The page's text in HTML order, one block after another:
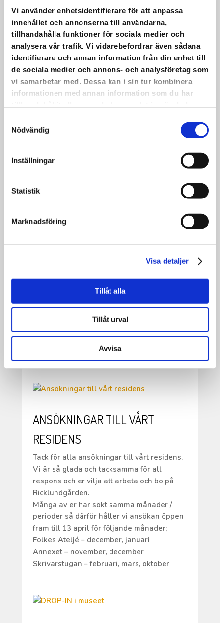
Vi använder enhetsidentifierare för att anpassa
innehållet och annonserna till användarna,
tillhandahålla funktioner för sociala medier och
analysera vår trafik. Vi vidarebefordrar även sådana
identifierare och annan information från din enhet till
de sociala medier och annons- och analysföretag som
vi samarbetar med. Dessa kan i sin tur kombinera
informationen med annan information som du har
Nödvändig
Inställningar
Statistik
Marknadsföring
Visa detaljer
Tillåt alla
Tillåt urval
Avvisa
konstnärspresentation med Roxanne
Everett och Trapper Robbins, våra nu
boende konstnärer i Folkes Ateljé.
Bägge två kommer från USA så
presentationen kommer att vara på
engelska.
Från kl. 08.30 – 10.00 samma dag är det
också våfflor som vanligt.
Saxnäs Kyrka!
På bilden syns en del av den grupp som är
med. Fler än alla flitiga som utgör fotot
•
Det här är en av alla de aktiviteter som vi
jobbat och jobbar med i Arvsfondsprojektet
Boka in fredag 22 maj kl. 18.00 för då blir
ANSÖKNINGAR TILL VÅRT
RESIDENS
Tack för alla ansökningar till vårt residens.
Vi är så glada och tacksamma för all
respons och er vilja att arbeta och bo på
Ricklundgården.
Många av er har sökt samma månader /
perioder så därför håller vi ansökan öppen
fram till 13 april för följande månader;
Folkes Ateljé – december, januari
Annexet – november, december
Skrivarstugan – februari, mars, oktober